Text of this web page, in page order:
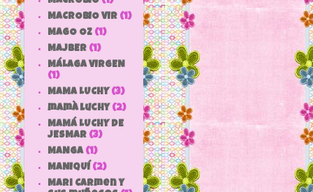
MACROBIO VIR (1)
MAGO OZ (1)
MAJBER (1)
MÁLAGA VIRGEN
(1)
MAMA LUCHY (3)
mamà luchy (2)
MAMÁ LUCHY DE
JESMAR (3)
MANGA (1)
MANIQUÍ (2)
Mari Carmen y